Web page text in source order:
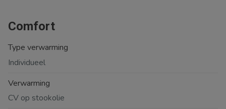
Comfort
Type verwarming
Individueel
Verwarming
CV op stookolie